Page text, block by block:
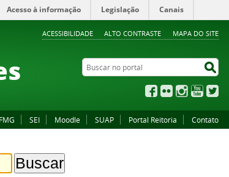
ACESSIBILIDADE ALTO CONTRASTE MAPA DO SITE
Acesso à informação Legislação Canais
Buscar no portal
Facebook
Flickr InstagramYouTube
SEI Moodle SUAP Portal Reitoria Contato